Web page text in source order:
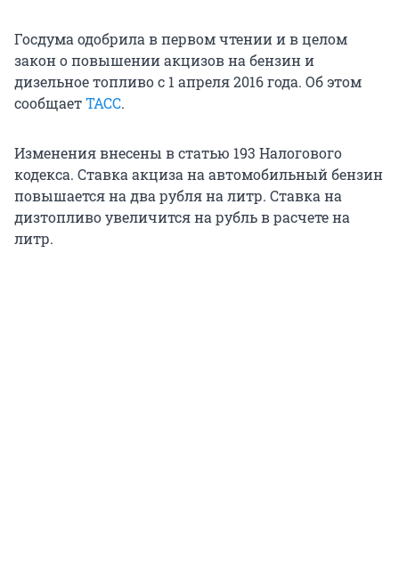
Госдума одобрила в первом чтении и в целом
закон о повышении акцизов на бензин и
дизельное топливо с 1 апреля 2016 года. Об этом
сообщаетТАСС.
Изменения внесены в статью 193 Налогового
кодекса. Ставка акциза на автомобильный бензин
повышается на два рубля на литр. Ставка на
дизтопливо увеличится на рубль в расчете на
литр.